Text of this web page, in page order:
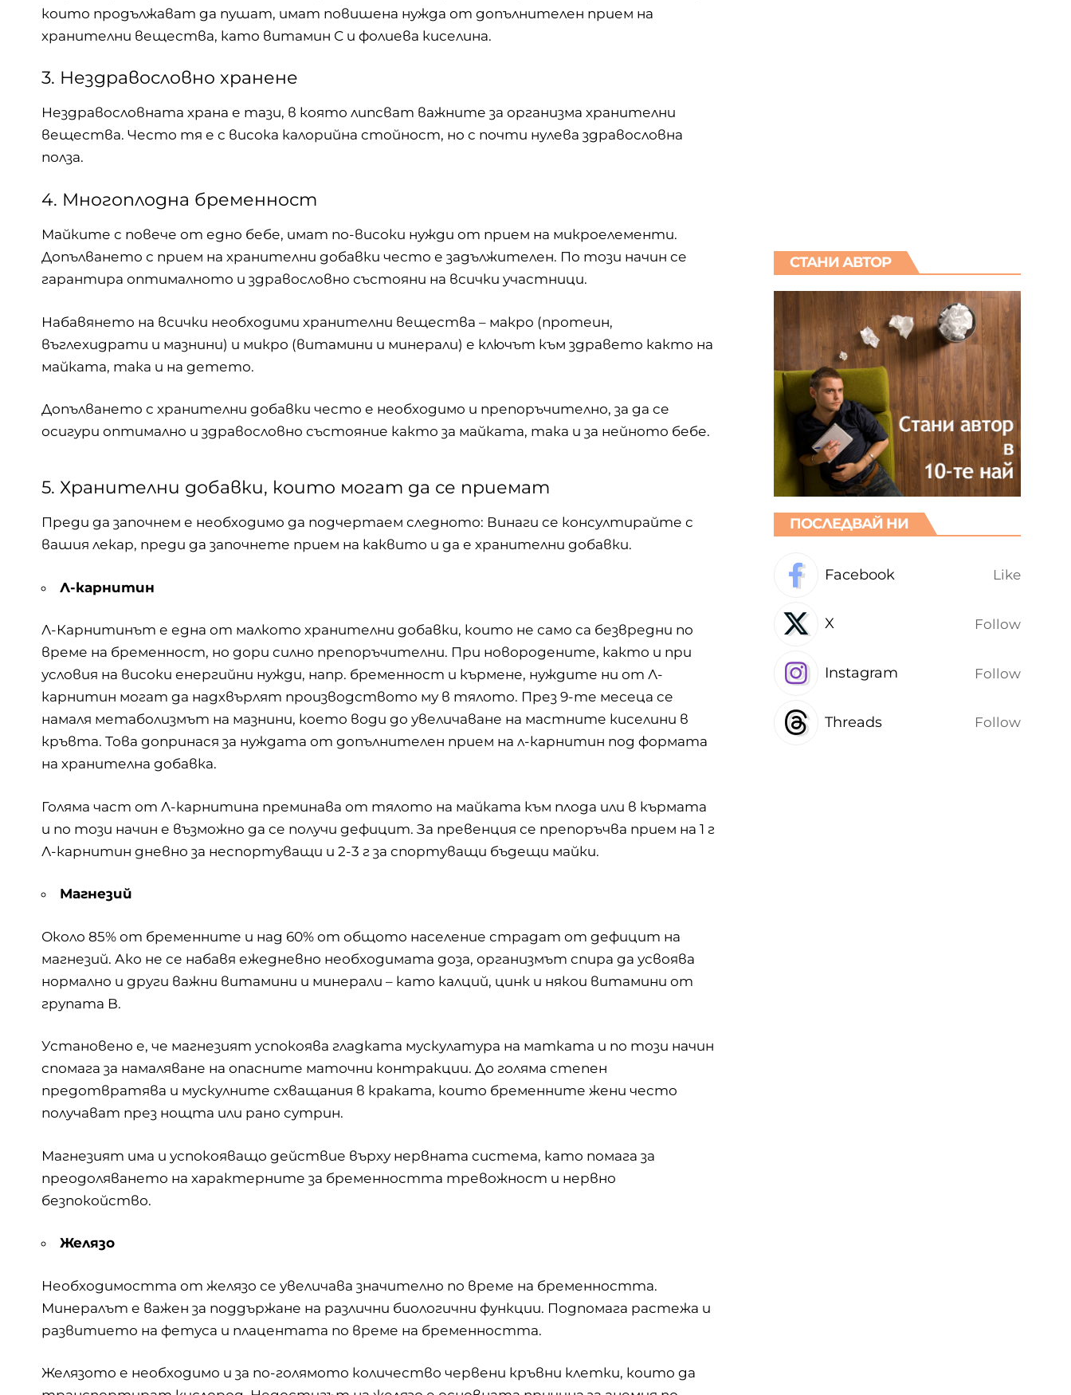
които продължават да пушат, имат повишена нужда от допълнителен прием на
хранителни вещества, като витамин С и фолиева киселина.
3. Нездравословно хранене
Нездравословната храна е тази, в която липсват важните за организма хранителни
вещества. Често тя е с висока калорийна стойност, но с почти нулева здравословна
полза.
4. Многоплодна бременност
Майките с повече от едно бебе, имат по-високи нужди от прием на микроелементи.
Допълването с прием на хранителни добавки често е задължителен. По този начин се
гарантира оптималното и здравословно състояни на всички участници.
Набавянето на всички необходими хранителни вещества – макро (протеин,
въглехидрати и мазнини) и микро (витамини и минерали) е ключът към здравето както на
майката, така и на детето.
Допълването с хранителни добавки често е необходимо и препоръчително, за да се
осигури оптимално и здравословно състояние както за майката, така и за нейното бебе.
5. Хранителни добавки, които могат да се приемат
Преди да започнем е необходимо да подчертаем следното: Винаги се консултирайте с
вашия лекар, преди да започнете прием на каквито и да е хранителни добавки.
Л-карнитин
Л-Карнитинът е една от малкото хранителни добавки, които не само са безвредни по
време на бременност, но дори силно препоръчителни. При новородените, както и при
условия на високи енергийни нужди, напр. бременност и кърмене, нуждите ни от Л-
карнитин могат да надхвърлят производството му в тялото. През 9-те месеца се
намаля метаболизмът на мазнини, което води до увеличаване на мастните киселини в
кръвта. Това допринася за нуждата от допълнителен прием на л-карнитин под формата
на хранителна добавка.
Голяма част от Л-карнитина преминава от тялото на майката към плода или в кърмата
и по този начин е възможно да се получи дефицит. За превенция се препоръчва прием на 1 г
Л-карнитин дневно за неспортуващи и 2-3 г за спортуващи бъдещи майки.
Магнезий
Около 85% от бременните и над 60% от общото население страдат от дефицит на
магнезий. Ако не се набавя ежедневно необходимата доза, организмът спира да усвоява
нормално и други важни витамини и минерали – като калций, цинк и някои витамини от
групата B.
Установено е, че магнезият успокоява гладката мускулатура на матката и по този начин
спомага за намаляване на опасните маточни контракции. До голяма степен
предотвратява и мускулните схващания в краката, които бременните жени често
получават през нощта или рано сутрин.
Магнезият има и успокояващо действие върху нервната система, като помага за
преодоляването на характерните за бременността тревожност и нервно
безпокойство.
Желязо
Необходимостта от желязо се увеличава значително по време на бременността.
Минералът е важен за поддържане на различни биологични функции. Подпомага растежа и
развитието на фетуса и плацентата по време на бременността.
Желязото е необходимо и за по-голямото количество червени кръвни клетки, които да
СТАНИ АВТОР
ПОСЛЕДВАЙ НИ
Facebook Like
X Follow
Instagram Follow
Threads Follow